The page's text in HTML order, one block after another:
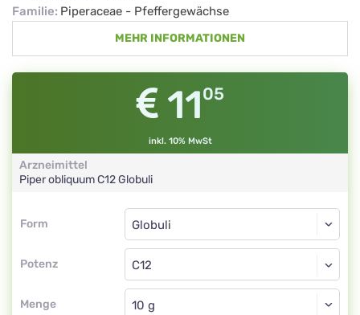
Familie: Piperaceae - Pfeffergewächse
MEHR INFORMATIONEN
1105
inkl. 10% MwSt
Arzneimittel
Piper obliquumC12Globuli
Form
Form
Potenz
Globuli
C12
Menge
Globuli